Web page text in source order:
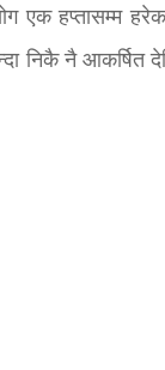
एक हप्तासम्म हरेक
निकै नै आकर्षित